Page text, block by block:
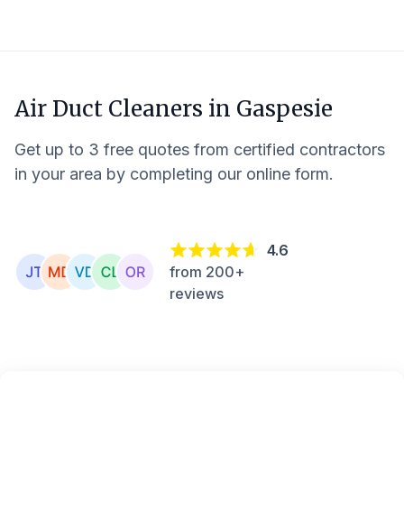
Air Duct Cleaners in Gaspesie
Get up to 3 free quotes from certified contractors
in your area by completing our online form.
4.6
from 200+
reviews